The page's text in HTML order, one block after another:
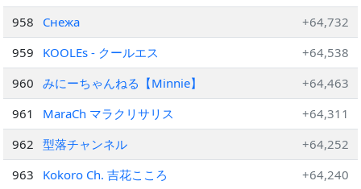
958
Снежа
+64,732
959
KOOLEs - クールエス
+64,538
960
みにーちゃんねる【Minnie】
+64,463
961
MaraCh マラクリサリス
+64,311
962
型落チャンネル
+64,252
963
Kokoro Ch. 吉花こころ
+64,240